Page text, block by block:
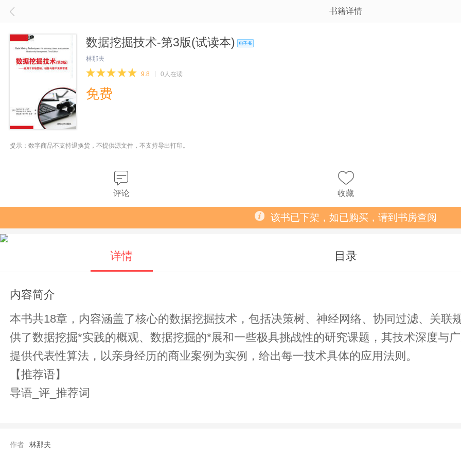
书籍详情
数据挖掘技术-第3版(试读本)
林那夫
9.8 0人在读
免费
提示：数字商品不支持退换货，不提供源文件，不支持导出打印。
评论 收藏
该书已下架，如已购买，请到书房查阅
详情 目录
内容简介
本书共18章，内容涵盖了核心的数据挖掘技术，包括决策树、神经网络、协同过滤、关联
供了数据挖掘*实践的概观、数据挖掘的*展和一些极具挑战性的研究课题，其技术深度与
提供代表性算法，以亲身经历的商业案例为实例，给出每一技术具体的应用法则。
【推荐语】
导语_评_推荐词
作者 林那夫